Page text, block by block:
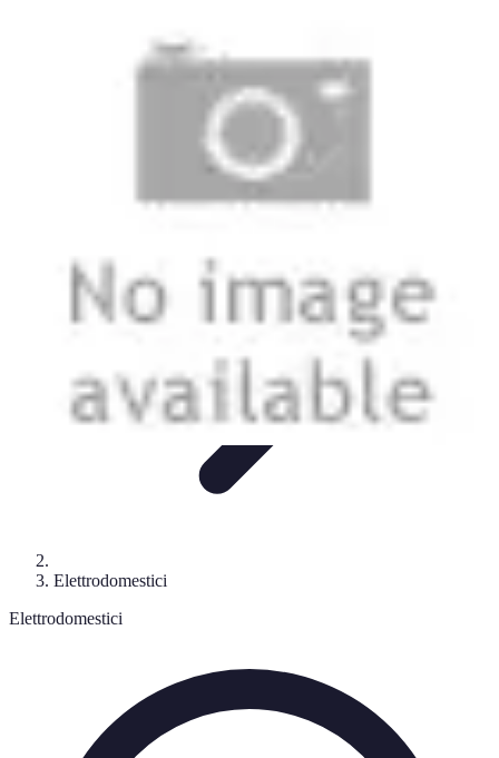
Smartphone e Accessori
Elettrodomestici
ElettrodomesticiAspirapolvereTendenze
Elettrodomestici
Elettrodomestici